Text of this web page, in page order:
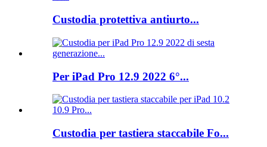
Custodia protettiva antiurto...
Per iPad Pro 12.9 2022 6°...
Custodia per tastiera staccabile Fo...